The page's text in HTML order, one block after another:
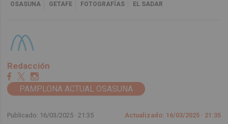
OSASUNA GETAFE FOTOGRAFÍAS EL SADAR
Redacción
PAMPLONA ACTUAL OSASUNA
Publicado: 16/03/2025 ·21:35 Actualizado: 16/03/2025 · 21:35